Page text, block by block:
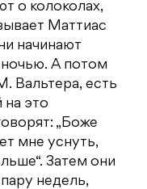
о колоколах,
Маттиас
начинают
ночью. А потом
Вальтера, есть
на это
„Боже
мне уснуть,
Затем они
недель,